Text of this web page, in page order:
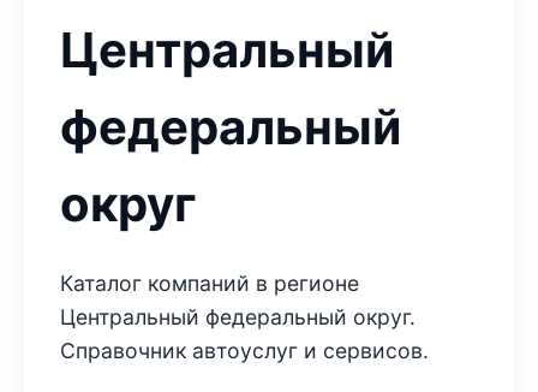
Центральный
федеральный
округ
Каталог компаний в регионе
Центральный федеральный округ.
Справочник автоуслуг и сервисов.